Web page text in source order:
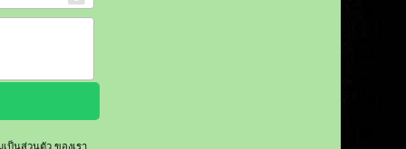
ป็นส่วนตัว ของเรา